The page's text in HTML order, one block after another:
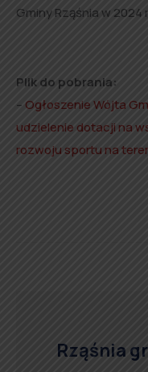
Gminy Rząśnia w 2024
Plik do pobrania:
–Ogłoszenie Wójta
udzielenie dotacji na
rozwoju sportu na
Rząśnia